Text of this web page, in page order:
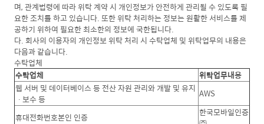
며, 관계법령에 따라 위탁 계약 시 개인정보가 안전하게 관리될 수 있도록 필
요한 조치를 하고 있습니다. 또한 위탁 처리하는 정보는 원활한 서비스를 제
공하기 위하여 필요한 최소한의 정보에 국한됩니다.
다. 회사의 이용자의 개인정보 위탁 처리 시 수탁업체 및 위탁업무의 내용은
다음과 같습니다.
수탁업체
수탁업체
위탁업무내용
웹 서버 및 데이터베이스 등 전산 자원 관리와 개발 및 유지
ㆍ보수 등
AWS
휴대전화번호본인 인증
한국모바일인증